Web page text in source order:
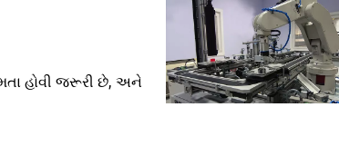
હોવી જરૂરી છે, અને